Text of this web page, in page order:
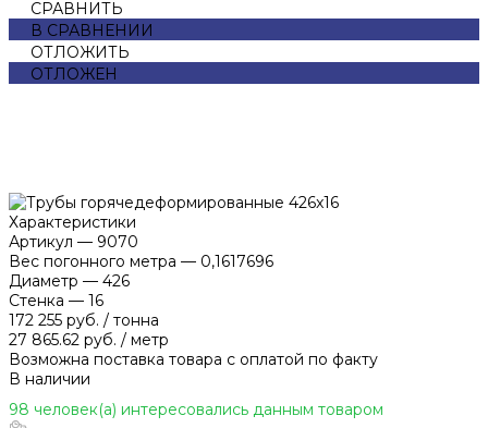
СРАВНИТЬ
В СРАВНЕНИИ
ОТЛОЖИТЬ
ОТЛОЖЕН
Характеристики
Артикул — 9070
Вес погонного метра — 0,1617696
Диаметр — 426
Стенка — 16
172 255 руб. / тонна
27 865.62 руб. / метр
Возможна поставка товара с оплатой по факту
В наличии
98 человек(а) интересовались данным товаром